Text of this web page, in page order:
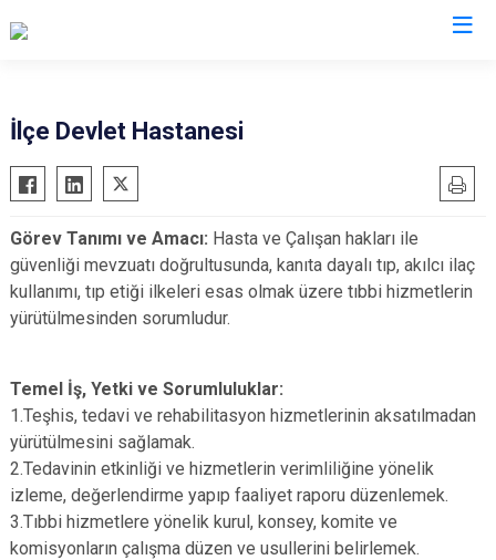
Akseki
Alanya
Elmalı
Finike
Gazipaşa
İbradı
Demre
Kaş
Kemer
Manavgat
Serik
Kepez
Konyaaltı
İlçe Devlet Hastanesi
Görev Tanımı ve Amacı: Hasta ve Çalışan hakları ile
güvenliği mevzuatı doğrultusunda, kanıta dayalı tıp, akılcı ilaç
kullanımı, tıp etiği ilkeleri esas olmak üzere tıbbi hizmetlerin
yürütülmesinden sorumludur.
Temel İş, Yetki ve Sorumluluklar:
1.Teşhis, tedavi ve rehabilitasyon hizmetlerinin aksatılmadan
yürütülmesini sağlamak.
2.Tedavinin etkinliği ve hizmetlerin verimliliğine yönelik
izleme, değerlendirme yapıp faaliyet raporu düzenlemek.
3.Tıbbi hizmetlere yönelik kurul, konsey, komite ve
komisyonların çalışma düzen ve usullerini belirlemek.